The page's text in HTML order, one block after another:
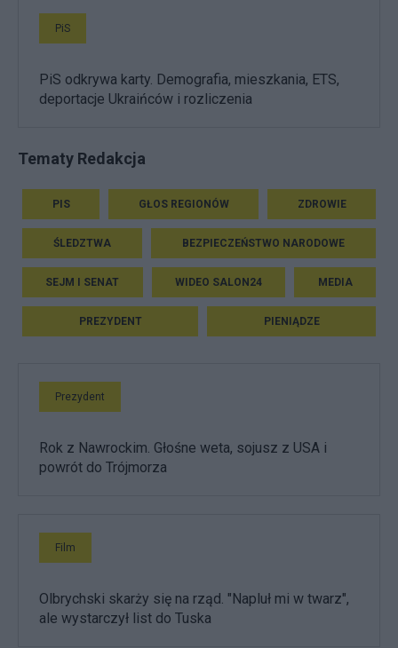
PiS
PiS odkrywa karty. Demografia, mieszkania, ETS,
deportacje Ukraińców i rozliczenia
Tematy Redakcja
PIS GŁOS REGIONÓW ZDROWIE
ŚLEDZTWA BEZPIECZEŃSTWO NARODOWE
SEJM I SENAT WIDEO SALON24 MEDIA
PREZYDENT PIENIĄDZE
Prezydent
Rok z Nawrockim. Głośne weta, sojusz z USA i
powrót do Trójmorza
Film
Olbrychski skarży się na rząd. "Napluł mi w twarz",
ale wystarczył list do Tuska